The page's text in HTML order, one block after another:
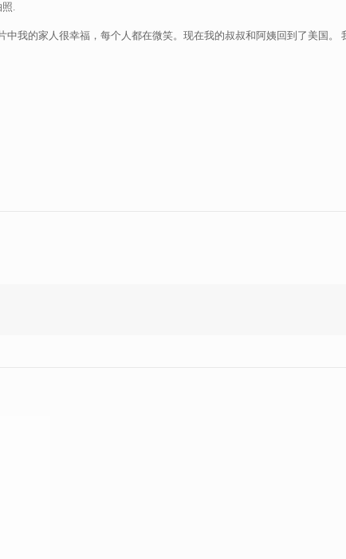
照.
我的家人很幸福，每个人都在微笑。现在我的叔叔和阿姨回到了美国。